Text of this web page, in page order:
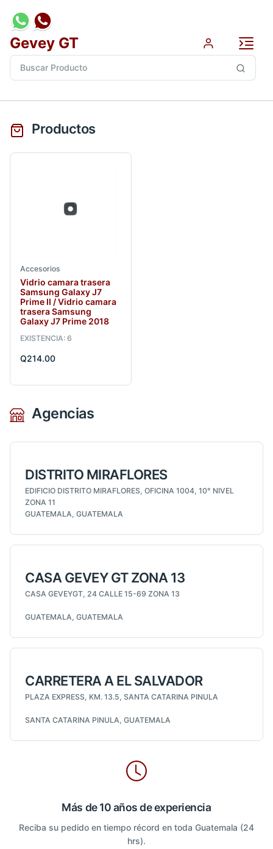
Gevey GT
Productos
Accesorios
Vidrio camara trasera
Samsung Galaxy J7
Prime II / Vidrio camara
trasera Samsung
Galaxy J7 Prime 2018
EXISTENCIA: 6
Q214.00
Agencias
DISTRITO MIRAFLORES
EDIFICIO DISTRITO MIRAFLORES, OFICINA 1004, 10° NIVEL
ZONA 11
GUATEMALA, GUATEMALA
CASA GEVEY GT ZONA 13
CASA GEVEYGT, 24 CALLE 15-69 ZONA 13
GUATEMALA, GUATEMALA
CARRETERA A EL SALVADOR
PLAZA EXPRESS, KM. 13.5, SANTA CATARINA PINULA
SANTA CATARINA PINULA, GUATEMALA
Más de 10 años de experiencia
Reciba su pedido en tiempo récord en toda Guatemala (24
hrs).